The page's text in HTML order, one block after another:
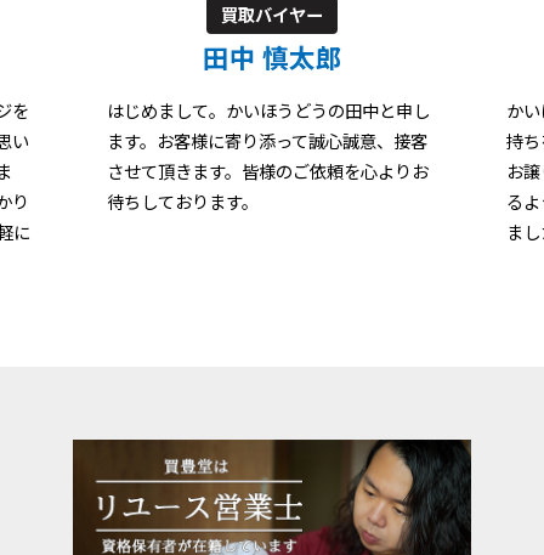
を
い
り
に
買取バイヤー
田中 慎太郎
はじめまして。かいほうどうの田中と申し
ます。お客様に寄り添って誠心誠意、接客
させて頂きます。皆様のご依頼を心よりお
待ちしております。
か
持
お
る
ま